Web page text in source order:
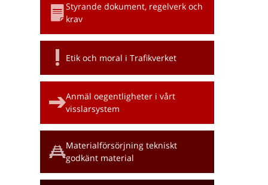
Styrande dokument, regelverk och
krav
Etik och moral i Trafikverket
Anmäl oegentligheter i vårt
visslarsystem
Materialförsörjning tekniskt
godkänt material